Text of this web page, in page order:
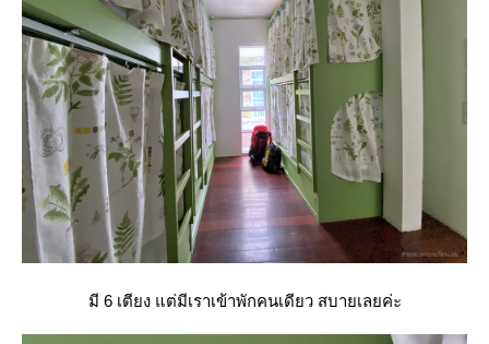
มี 6 เตียง แต่มีเราเข้าพักคนเดียว สบายเลยค่ะ